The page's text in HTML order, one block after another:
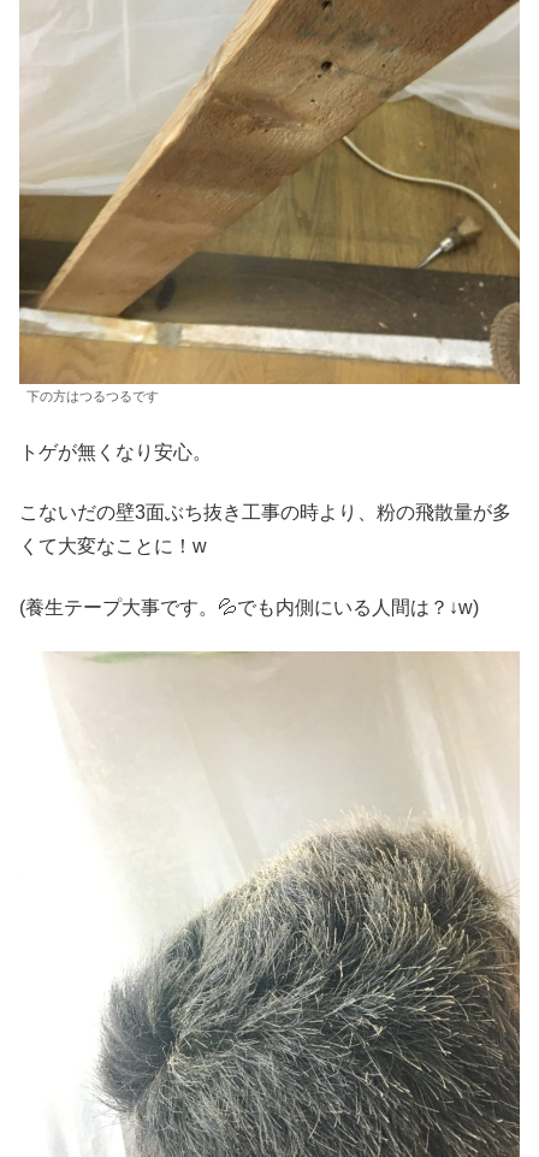
下の方はつるつるです
トゲが無くなり安心。
こないだの壁3面ぶち抜き工事の時より、粉の飛散量が多
くて大変なことに！w
(養生テープ大事です。💦でも内側にいる人間は？↓w)